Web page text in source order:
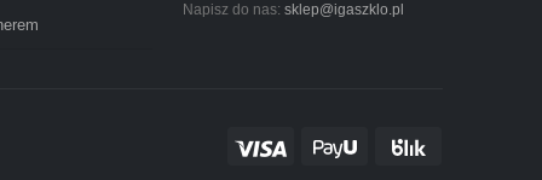
Napisz do nas: sklep@igaszklo.pl